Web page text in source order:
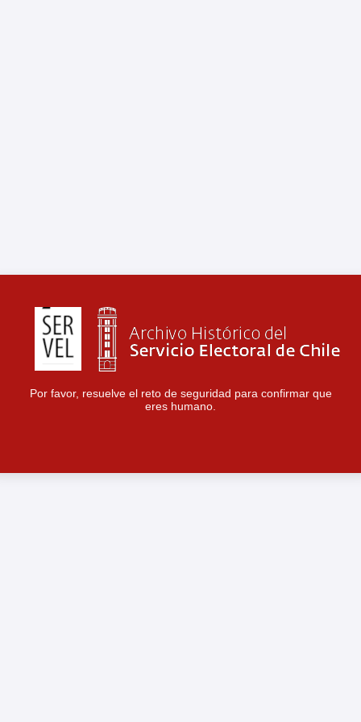
Por favor, resuelve el reto de seguridad para confirmar que
eres humano.